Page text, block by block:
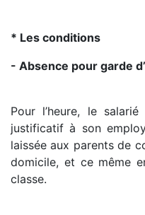
* Les conditions
- Absence pour garde
Pour l’heure, le
justificatif à son
laissée aux parents de
domicile, et ce même
classe.